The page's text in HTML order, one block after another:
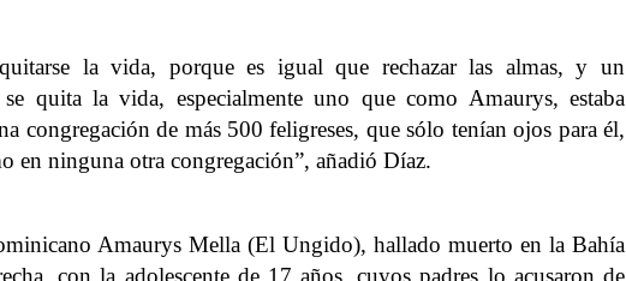
la vida, porque es igual que rechazar las almas, y un
quita la vida, especialmente uno que como Amaurys, estaba
congregación de más 500 feligreses, que sólo tenían ojos para él,
en ninguna otra congregación”, añadió Díaz.
Amaurys Mella (El Ungido), hallado muerto en la Bahía
con la adolescente de 17 años, cuyos padres lo acusaron de